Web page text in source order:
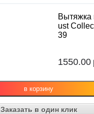
Вытяжка
ust
39
1550.00
Заказать в один клик